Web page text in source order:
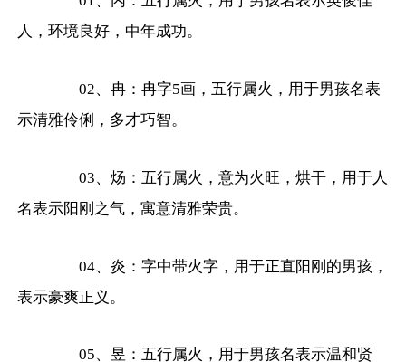
人，环境良好，中年成功。
02、冉：冉字5画，五行属火，用于男孩名表
示清雅伶俐，多才巧智。
03、炀：五行属火，意为火旺，烘干，用于人
名表示阳刚之气，寓意清雅荣贵。
04、炎：字中带火字，用于正直阳刚的男孩，
表示豪爽正义。
05、昱：五行属火，用于男孩名表示温和贤